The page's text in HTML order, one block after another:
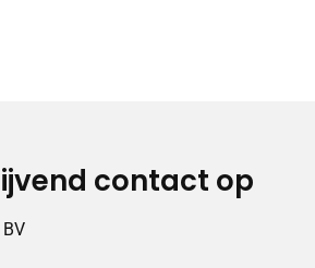
contact op